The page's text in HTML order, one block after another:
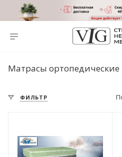
Матрасы ортопедические
ФИЛЬТР